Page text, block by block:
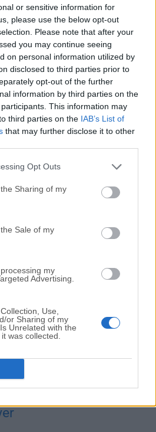
or sensitive information for
please use the below opt-out
Please note that after your
you may continue seeing
on personal information utilized by
disclosed to third parties prior to
opt-out of the further
information by third parties on the
participants. This information may
third parties on the IAB’s List of
that may further disclose it to other
Opt Outs
Sharing of my
Sale of my
my
Advertising.
Use,
or Sharing of my
Unrelated with the
was collected.
el escritorio, las
del ratón y el audio de la voz
alta calidad y en tiempo real.
ves en la pantalla y conviértelo
y cerrar de ojos. La
a 60 fotogramas por
óptimo para tus
juegos o cualquier otro contenido
solo si trabajas con una
alta resolución o un Mac Retina,
seguro ya que crea la calidad de